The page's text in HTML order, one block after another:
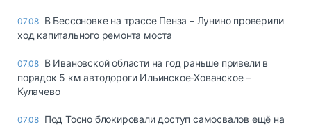
07.08 В Бессоновке на трассе Пенза – Лунино проверили
ход капитального ремонта моста
07.08 В Ивановской области на год раньше привели в
порядок 5 км автодороги Ильинское-Хованское –
Кулачево
07.08 Под Тосно блокировали доступ самосвалов ещё на